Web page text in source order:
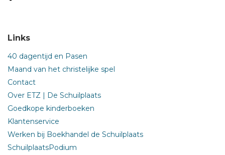
Links
40 dagentijd en Pasen
Maand van het christelijke spel
Contact
Over ETZ | De Schuilplaats
Goedkope kinderboeken
Klantenservice
Werken bij Boekhandel de Schuilplaats
SchuilplaatsPodium